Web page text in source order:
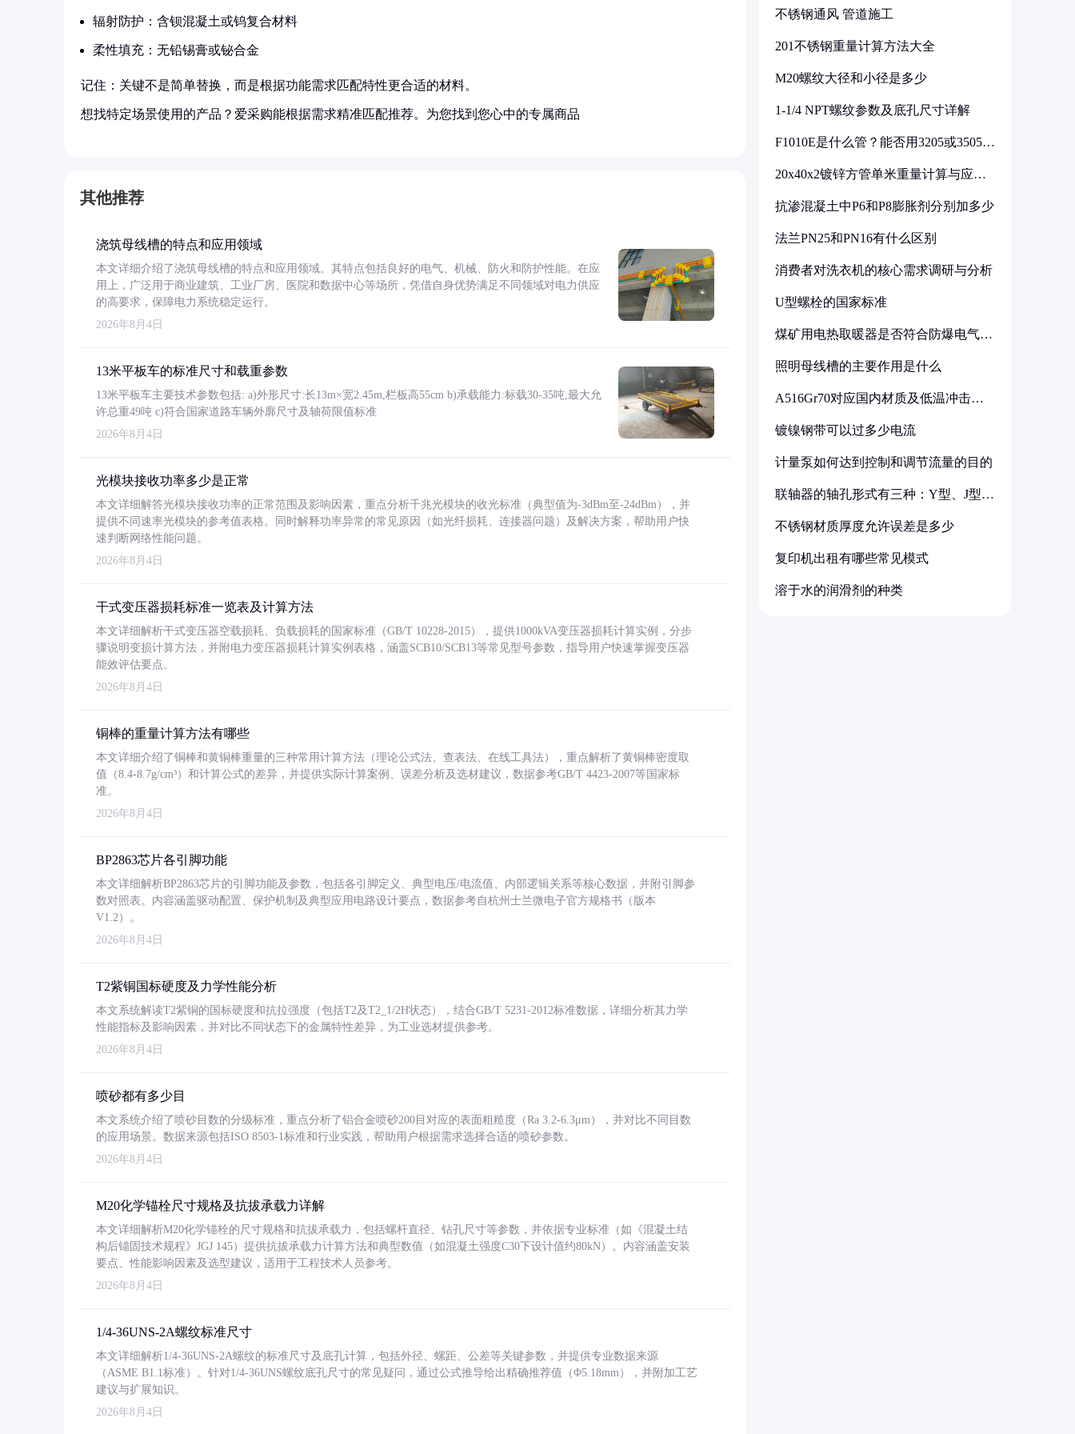
辐射防护：含钡混凝土或钨复合材料
柔性填充：无铅锡膏或铋合金
记住：关键不是简单替换，而是根据功能需求匹配特性更合适的材料。
想找特定场景使用的产品？爱采购能根据需求精准匹配推荐。为您找到您心中的专属商品
其他推荐
浇筑母线槽的特点和应用领域
本文详细介绍了浇筑母线槽的特点和应用领域。其特点包括良好的电气、机械、防火和防护性能。在应
用上，广泛用于商业建筑、工业厂房、医院和数据中心等场所，凭借自身优势满足不同领域对电力供应
的高要求，保障电力系统稳定运行。
2026年8月4日
13米平板车的标准尺寸和载重参数
13米平板车主要技术参数包括: a)外形尺寸:长13m×宽2.45m,栏板高55cm b)承载能力:标载30-35吨,最大允
许总重49吨 c)符合国家道路车辆外廓尺寸及轴荷限值标准
2026年8月4日
光模块接收功率多少是正常
本文详细解答光模块接收功率的正常范围及影响因素，重点分析千兆光模块的收光标准（典型值为-3dBm至-24dBm），并
提供不同速率光模块的参考值表格。同时解释功率异常的常见原因（如光纤损耗、连接器问题）及解决方案，帮助用户快
速判断网络性能问题。
2026年8月4日
干式变压器损耗标准一览表及计算方法
本文详细解析干式变压器空载损耗、负载损耗的国家标准（GB/T 10228-2015），提供1000kVA变压器损耗计算实例，分步
骤说明变损计算方法，并附电力变压器损耗计算实例表格，涵盖SCB10/SCB13等常见型号参数，指导用户快速掌握变压器
能效评估要点。
2026年8月4日
铜棒的重量计算方法有哪些
本文详细介绍了铜棒和黄铜棒重量的三种常用计算方法（理论公式法、查表法、在线工具法），重点解析了黄铜棒密度取
值（8.4-8.7g/cm³）和计算公式的差异，并提供实际计算案例、误差分析及选材建议，数据参考GB/T 4423-2007等国家标
准。
2026年8月4日
BP2863芯片各引脚功能
本文详细解析BP2863芯片的引脚功能及参数，包括各引脚定义、典型电压/电流值、内部逻辑关系等核心数据，并附引脚参
数对照表。内容涵盖驱动配置、保护机制及典型应用电路设计要点，数据参考自杭州士兰微电子官方规格书（版本
V1.2）。
2026年8月4日
T2紫铜国标硬度及力学性能分析
本文系统解读T2紫铜的国标硬度和抗拉强度（包括T2及T2_1/2H状态），结合GB/T 5231-2012标准数据，详细分析其力学
性能指标及影响因素，并对比不同状态下的金属特性差异，为工业选材提供参考。
2026年8月4日
喷砂都有多少目
本文系统介绍了喷砂目数的分级标准，重点分析了铝合金喷砂200目对应的表面粗糙度（Ra 3.2-6.3μm），并对比不同目数
的应用场景。数据来源包括ISO 8503-1标准和行业实践，帮助用户根据需求选择合适的喷砂参数。
2026年8月4日
M20化学锚栓尺寸规格及抗拔承载力详解
本文详细解析M20化学锚栓的尺寸规格和抗拔承载力，包括螺杆直径、钻孔尺寸等参数，并依据专业标准（如《混凝土结
构后锚固技术规程》JGJ 145）提供抗拔承载力计算方法和典型数值（如混凝土强度C30下设计值约80kN）。内容涵盖安装
要点、性能影响因素及选型建议，适用于工程技术人员参考。
2026年8月4日
1/4-36UNS-2A螺纹标准尺寸
本文详细解析1/4-36UNS-2A螺纹的标准尺寸及底孔计算，包括外径、螺距、公差等关键参数，并提供专业数据来源
（ASME B1.1标准）。针对1/4-36UNS螺纹底孔尺寸的常见疑问，通过公式推导给出精确推荐值（Φ5.18mm），并附加工艺
建议与扩展知识。
2026年8月4日
不锈钢通风 管道施工
201不锈钢重量计算方法大全
M20螺纹大径和小径是多少
1-1/4 NPT螺纹参数及底孔尺寸详解
F1010E是什么管？能否用3205或3505代
20x40x2镀锌方管单米重量计算与应用
抗渗混凝土中P6和P8膨胀剂分别加多少
法兰PN25和PN16有什么区别
消费者对洗衣机的核心需求调研与分析
U型螺栓的国家标准
煤矿用电热取暖器是否符合防爆电气设
照明母线槽的主要作用是什么
A516Gr70对应国内材质及低温冲击要
镀镍钢带可以过多少电流
计量泵如何达到控制和调节流量的目的
联轴器的轴孔形式有三种：Y型、J型、
不锈钢材质厚度允许误差是多少
复印机出租有哪些常见模式
溶于水的润滑剂的种类